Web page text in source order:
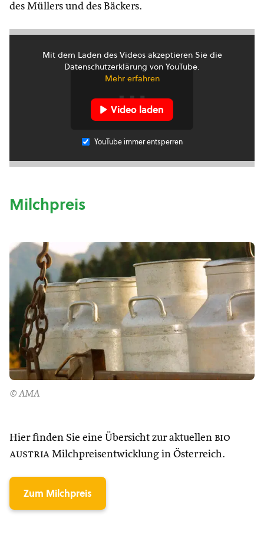
des Müllers und des Bäckers.
Mit dem Laden des Videos akzeptieren Sie die
Datenschutzerklärung von YouTube.
Mehr erfahren
Video laden
YouTube immer entsperren
Milchpreis
© AMA
Hier finden Sie eine Übersicht zur aktuellen bio
austria Milchpreisentwicklung in Österreich.
Zum Milchpreis